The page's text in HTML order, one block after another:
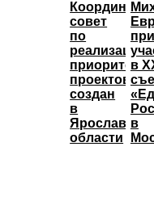
совет
по
реализации
проектов
создан
в
Ярославской
области
в
в